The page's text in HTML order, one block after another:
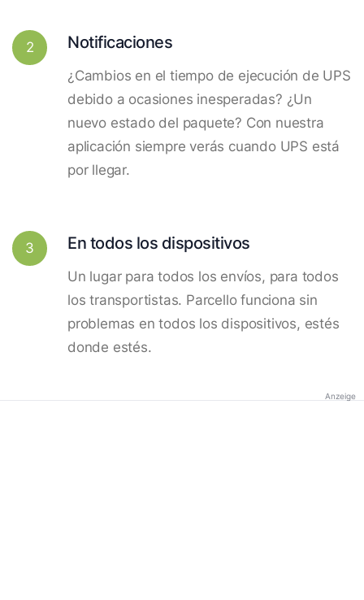
2 Notificaciones
¿Cambios en el tiempo de ejecución de UPS
debido a ocasiones inesperadas? ¿Un
nuevo estado del paquete? Con nuestra
aplicación siempre verás cuando UPS está
por llegar.
3 En todos los dispositivos
Un lugar para todos los envíos, para todos
los transportistas. Parcello funciona sin
problemas en todos los dispositivos, estés
donde estés.
Anzeige